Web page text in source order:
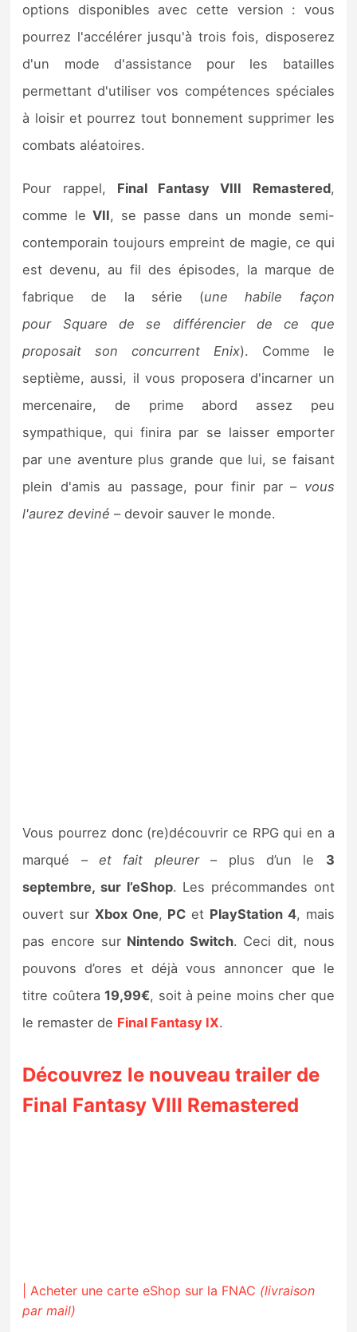
Guides
options disponibles avec cette version : vous
pourrez l'accélérer jusqu'à trois fois, disposerez
d'un mode d'assistance pour les batailles
permettant d'utiliser vos compétences spéciales
à loisir et pourrez tout bonnement supprimer les
combats aléatoires.
Pour rappel, Final Fantasy VIII Remastered,
comme le VII, se passe dans un monde semi-
contemporain toujours empreint de magie, ce qui
est devenu, au fil des épisodes, la marque de
fabrique de la série (une habile façon
pour Square de se différencier de ce que
proposait son concurrent Enix). Comme le
septième, aussi, il vous proposera d'incarner un
mercenaire, de prime abord assez peu
sympathique, qui finira par se laisser emporter
par une aventure plus grande que lui, se faisant
plein d'amis au passage, pour finir par –vous
l'aurez deviné – devoir sauver le monde.
Vous pourrez donc (re)découvrir ce RPG qui en a
marqué –et fait pleurer– plus d’un le 3
septembre, sur l’eShop. Les précommandes ont
ouvert surXbox One, PCet PlayStation 4, mais
pas encore sur Nintendo Switch. Ceci dit, nous
pouvons d’ores et déjà vous annoncer que le
titre coûtera19,99€, soit à peine moins cher que
le remaster de Final Fantasy IX.
Découvrez le nouveau trailer de
Final Fantasy VIII Remastered
| Acheter une carte eShop sur la FNAC (livraison
par mail)